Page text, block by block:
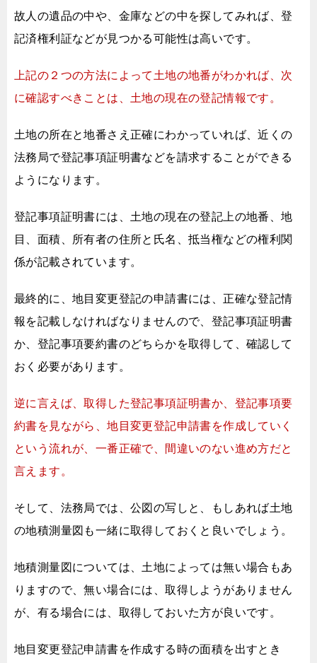
故人の遺品の中や、金庫などの中を探してみれば、登
記済権利証などが見つかる可能性は高いです。
上記の２つの方法によって土地の地番がわかれば、 次
に確認すべきことは、土地の現在の登記情報です。
土地の所在と地番さえ正確にわかっていれば、近くの
法務局で登記事項証明書などを請求することができる
ようになります。
登記事項証明書には、土地の現在の登記上の地番、地
目、面積、
所有者の住所と氏名、抵当権などの権利関
係が記載されています。
最終的に、地目変更登記の申請書には、 正確な登記情
報を記載しなければなりませんので、 登記事項証明書
か、登記事項要約書のどちらかを取得して、 確認して
おく必要があります。
逆に言えば、取得した登記事項証明書か、登記事項要
約書を見ながら、地目変更登記申請書を作成していく
という流れが、 一番正確で、間違いのない進め方だと
言えます。
そして、法務局では、公図の写しと、
もしあれば土地
の地積測量図も一緒に取得しておくと良いでしょう。
地積測量図については、土地によっては無い場合もあ
りますので、無い場合には、取得しようがありません
が、 有る場合には、取得しておいた方が良いです。
地目変更登記申請書を作成する時の面積を出すとき